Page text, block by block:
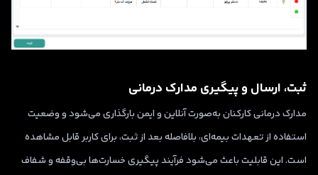
ثبت، ارسال و پیگیری مدارک درمانی
مدارک درمانی کارکنان به‌صورت آنلاین و ایمن بارگذاری می‌شود و وضعیت
استفاده از تعهدات بیمه‌ای، بلافاصله بعد از ثبت، برای کاربر قابل مشاهده
است. این قابلیت باعث می‌شود فرآیند پیگیری خسارت‌ها بی‌وقفه و شفاف